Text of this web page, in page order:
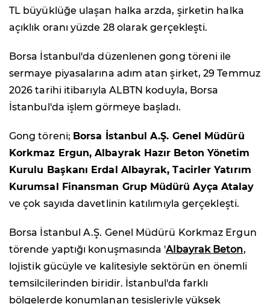
TL büyüklüğe ulaşan halka arzda, şirketin halka
açıklık oranı yüzde 28 olarak gerçekleşti.
Borsa İstanbul'da düzenlenen gong töreni ile
sermaye piyasalarına adım atan şirket, 29 Temmuz
2026 tarihi itibarıyla ALBTN koduyla, Borsa
İstanbul'da işlem görmeye başladı.
Gong töreni; Borsa İstanbul A.Ş. Genel Müdürü
Korkmaz Ergun, Albayrak Hazır Beton Yönetim
Kurulu Başkanı Erdal Albayrak, Tacirler Yatırım
Kurumsal Finansman Grup Müdürü Ayça Atalay
ve çok sayıda davetlinin katılımıyla gerçekleşti.
Borsa İstanbul A.Ş. Genel Müdürü Korkmaz Ergun
törende yaptığı konuşmasında 'Albayrak Beton,
lojistik gücüyle ve kalitesiyle sektörün en önemli
temsilcilerinden biridir. İstanbul'da farklı
bölgelerde konumlanan tesisleriyle yüksek